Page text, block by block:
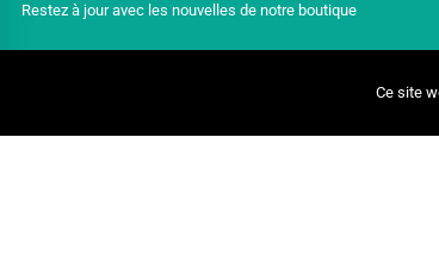
Restez à jour avec les nouvelles de notre boutique
Ce site